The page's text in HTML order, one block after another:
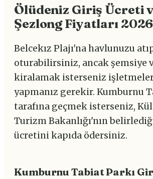
Ölüdeniz Giriş Ücreti
Şezlong Fiyatları 2026
Belcekız Plajı'na havlunuzu
oturabilirsiniz, ancak şemsiye
kiralamak isterseniz
yapmanız gerekir. Kumburnu
tarafına geçmek isterseniz,
Turizm Bakanlığı'nın
ücretini kapıda ödersiniz.
Kumburnu Tabiat Parkı